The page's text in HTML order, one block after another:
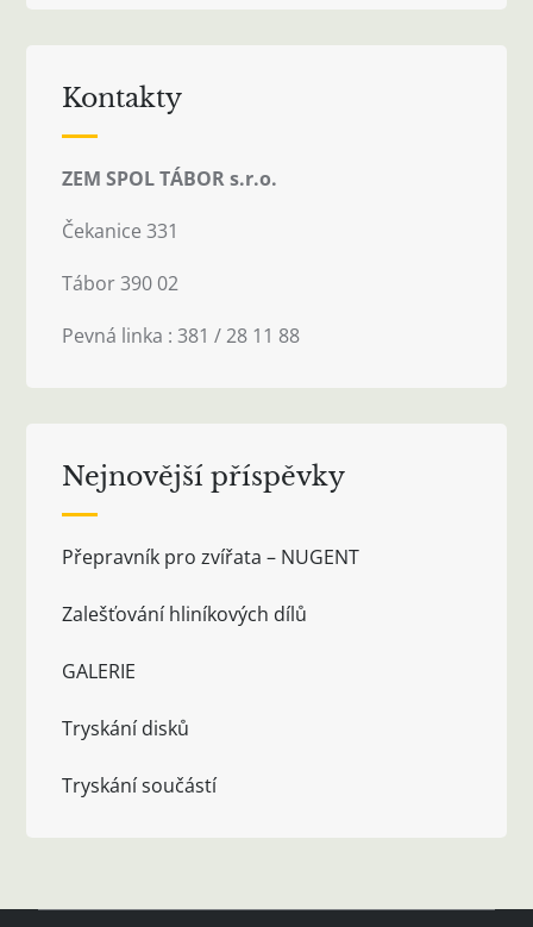
Kontakty
ZEM SPOL TÁBOR s.r.o.
Čekanice 331
Tábor 390 02
Pevná linka : 381 / 28 11 88
Nejnovější příspěvky
Přepravník pro zvířata – NUGENT
Zalešťování hliníkových dílů
GALERIE
Tryskání disků
Tryskání součástí